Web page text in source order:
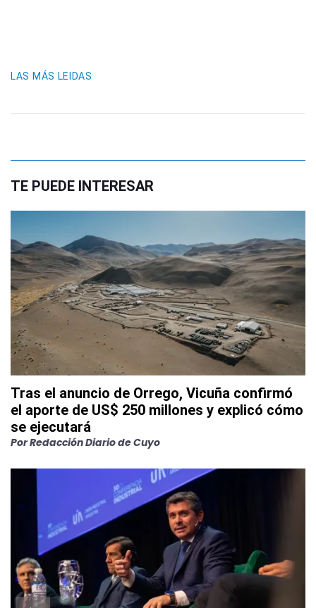
LAS MÁS LEIDAS
TE PUEDE INTERESAR
Tras el anuncio de Orrego, Vicuña confirmó
el aporte de US$ 250 millones y explicó cómo
se ejecutará
PorRedacción Diario de Cuyo